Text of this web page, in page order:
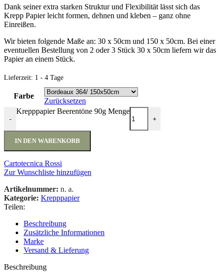
Dank seiner extra starken Struktur und Flexibilität lässt sich das
Krepp Papier leicht formen, dehnen und kleben – ganz ohne
Einreißen.
Wir bieten folgende Maße an: 30 x 50cm und 150 x 50cm. Bei einer
eventuellen Bestellung von 2 oder 3 Stück 30 x 50cm liefern wir das
Papier an einem Stück.
Lieferzeit: 1 - 4 Tage
Farbe
Zurücksetzen
-
Krepppapier Beerentöne 90g Menge
+
IN DEN WARENKORB
Cartotecnica Rossi
Zur Wunschliste hinzufügen
Artikelnummer: n. a.
Kategorie: Krepppapier
Teilen:
Beschreibung
Zusätzliche Informationen
Marke
Versand & Lieferung
Beschreibung